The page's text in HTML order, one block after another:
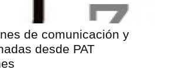
de comunicación y
desde PAT